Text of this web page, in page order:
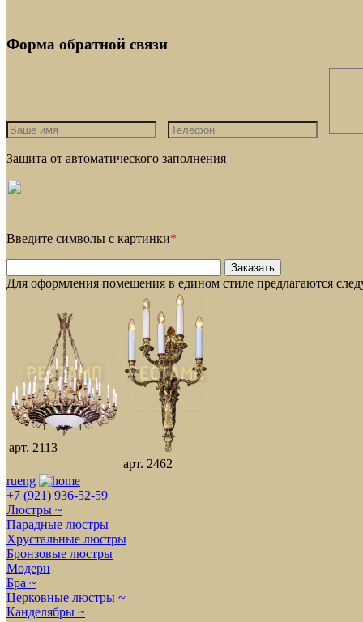
Форма обратной связи
Защита от автоматического заполнения
Введите символы с картинки*
Для оформления помещения в едином стиле предлагаются
арт. 2113
арт. 2462
rueng
+7 (921) 936-52-59
Люстры ~
Парадные люстры
Хрустальные люстры
Бронзовые люстры
Модерн
Бра ~
Церковные люстры ~
Канделябры ~